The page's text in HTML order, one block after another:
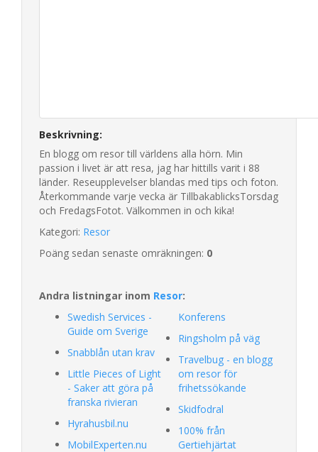
Beskrivning:
En blogg om resor till världens alla hörn. Min
passion i livet är att resa, jag har hittills varit i 88
länder. Reseupplevelser blandas med tips och foton.
Återkommande varje vecka är TillbakablicksTorsdag
och FredagsFotot. Välkommen in och kika!
Kategori: Resor
Poäng sedan senaste omräkningen: 0
Andra listningar inom Resor:
Swedish Services -
Guide om Sverige
Snabblån utan krav
Little Pieces of Light
- Saker att göra på
franska rivieran
Hyrahusbil.nu
MobilExperten.nu
Konferens
Ringsholm på väg
Travelbug - en blogg
om resor för
frihetssökande
Skidfodral
100% från
Gertiehjärtat